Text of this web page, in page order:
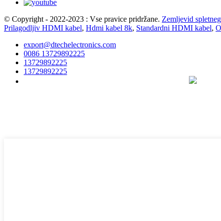
© Copyright - 2022-2023 : Vse pravice pridržane. Zemljevid
Prilagodljiv HDMI kabel, Hdmi kabel 8k, Standardni HDMI kabel,
export@dtechelectronics.com
0086 13729892225
13729892225
13729892225